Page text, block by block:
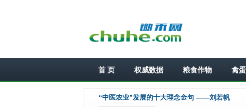
登录 投稿
首 页 权威数据 粮食作物 禽
“中医农业”发展的十大理念金句 ——刘若帆